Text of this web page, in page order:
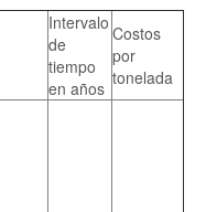
Intervalo
de
tiempo
en años
Costos
por
tonelada